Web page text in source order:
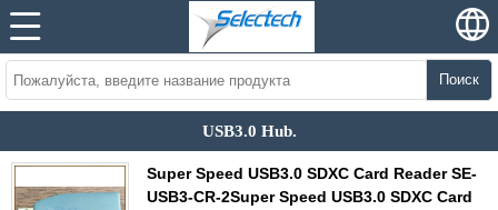
Поиск
USB3.0 Hub.
Super Speed ​​USB3.0 SDXC Card Reader SE-
USB3-CR-2Super Speed ​​USB3.0 SDXC Card